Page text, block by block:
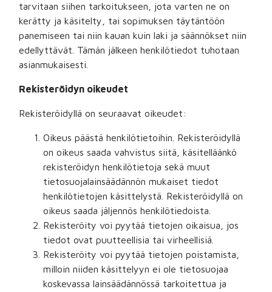
tarvitaan siihen tarkoitukseen, jota varten ne on
kerätty ja käsitelty, tai sopimuksen täytäntöön
panemiseen tai niin kauan kuin laki ja säännökset niin
edellyttävät. Tämän jälkeen henkilötiedot tuhotaan
asianmukaisesti.
Rekisteröidyn oikeudet
Rekisteröidyllä on seuraavat oikeudet:
Oikeus päästä henkilötietoihin. Rekisteröidyllä
on oikeus saada vahvistus siitä, käsitelläänkö
rekisteröidyn henkilötietoja sekä muut
tietosuojalainsäädännön mukaiset tiedot
henkilötietojen käsittelystä. Rekisteröidyllä on
oikeus saada jäljennös henkilötiedoista.
Rekisteröity voi pyytää tietojen oikaisua, jos
tiedot ovat puutteellisia tai virheellisiä.
Rekisteröity voi pyytää tietojen poistamista,
milloin niiden käsittelyyn ei ole tietosuojaa
koskevassa lainsäädännössä tarkoitettua ja